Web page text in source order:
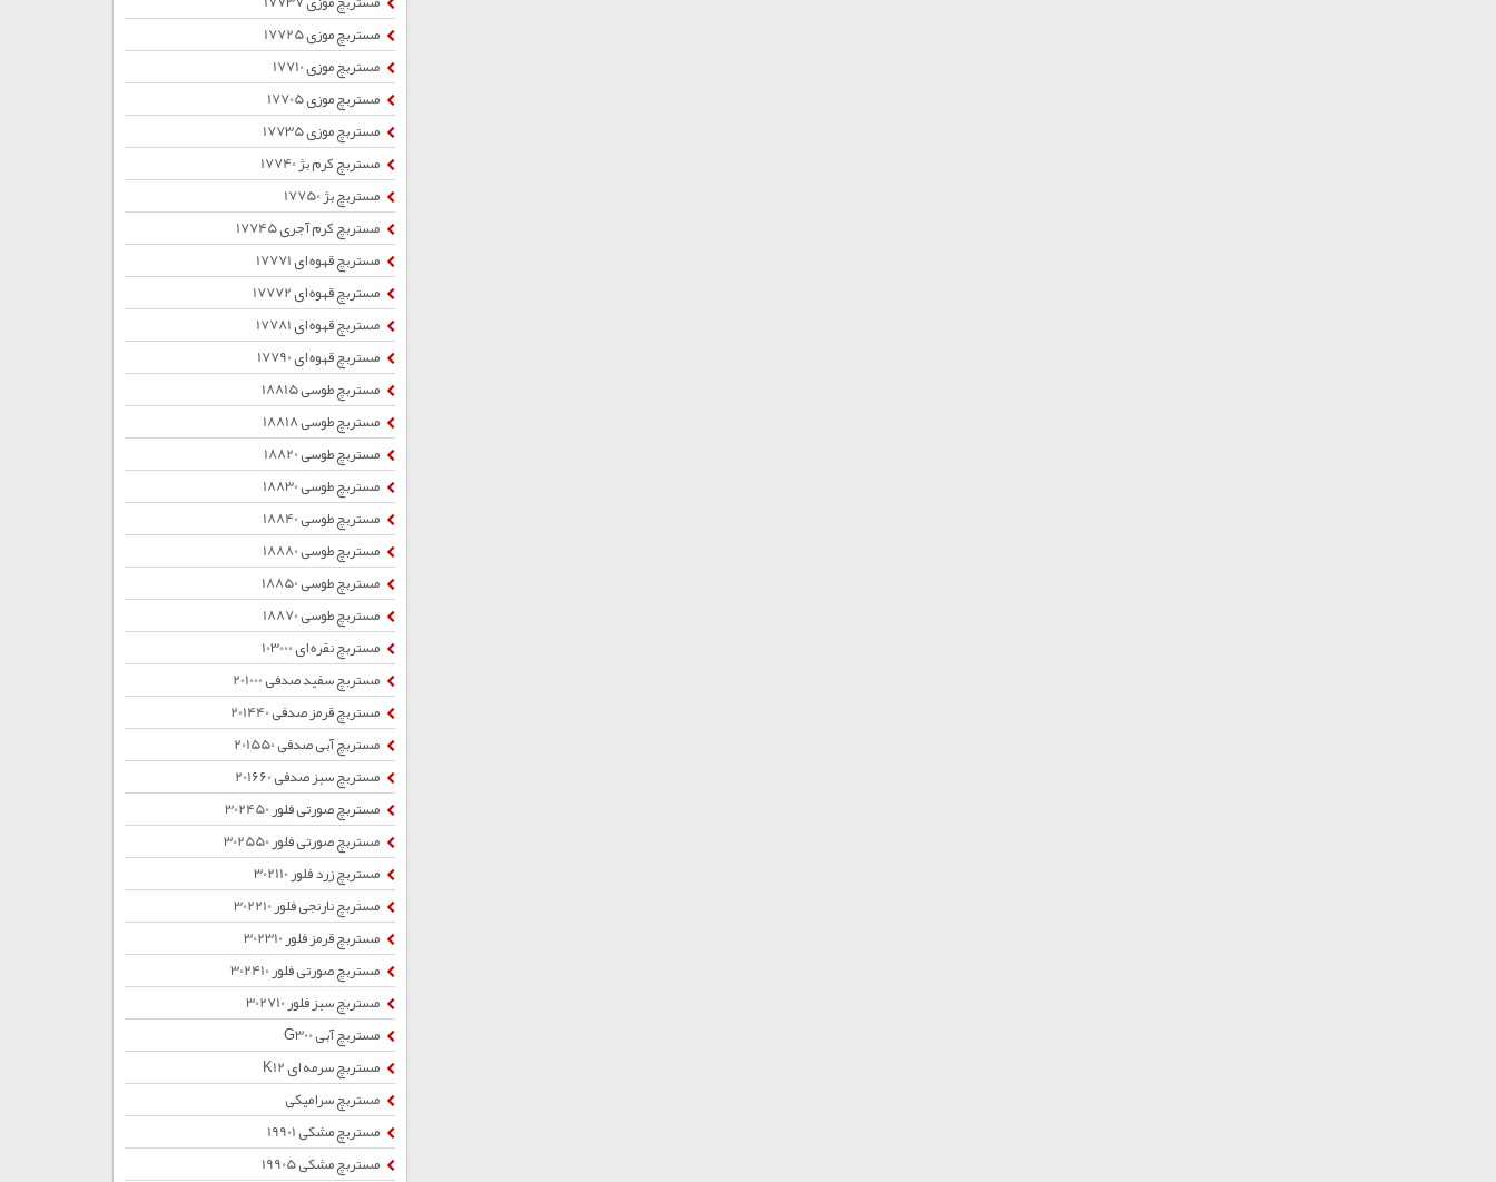
مستربچ موزی 17725
مستربچ موزی 17710
مستربچ موزی 17705
مستربچ موزی 17735
مستربچ کرم بژ 17740
مستربچ بژ 17750
مستربچ کرم آجری 17745
مستربچ قهوه ای 17771
مستربچ قهوه ای 17772
مستربچ قهوه ای 17781
مستربچ قهوه ای 17790
مستربچ طوسی 18815
مستربچ طوسی 18818
مستربچ طوسی 18820
مستربچ طوسی 18830
مستربچ طوسی 18840
مستربچ طوسی 18880
مستربچ طوسی 18850
مستربچ طوسی 18870
مستربچ نقره ای 103000
مستربچ سفید صدفی 201000
مستربچ قرمز صدفی 201440
مستربچ آبی صدفی 201550
مستربچ سبز صدفی 201660
مستربچ صورتی فلور 302450
مستربچ صورتی فلور 302550
مستربچ زرد فلور 302110
مستربچ نارنجی فلور 302210
مستربچ قرمز فلور 302310
مستربچ صورتی فلور 302410
مستربچ سبز فلور 302710
مستربچ آبی G300
مستربچ سرمه ای K12
مستربچ سرامیکی
مستربچ مشکی 19901
مستربچ مشکی 19905